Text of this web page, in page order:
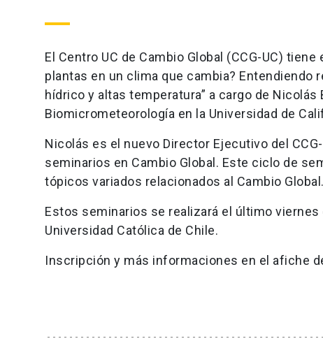
El Centro UC de Cambio Global (CCG-UC)
plantas en un clima que cambia?
hídrico y altas temperatura” a cargo de
Biomicrometeorología en la Universidad de
Nicolás es el nuevo Director Ejecutivo del
seminarios en Cambio Global. Este ciclo de
tópicos variados relacionados al Cambio Global.
Estos seminarios se realizará el último
Universidad Católica de Chile.
Inscripción y más informaciones en el afiche